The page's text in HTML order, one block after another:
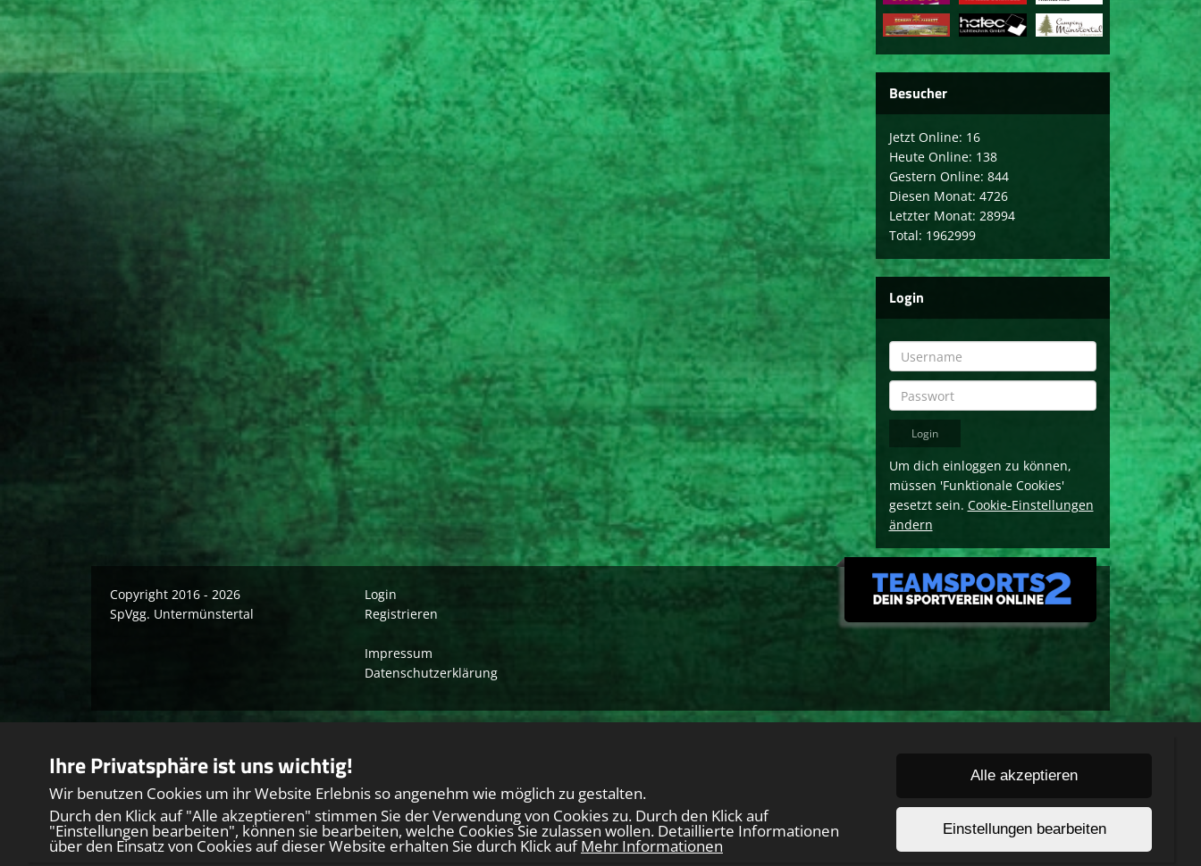
Besucher
Jetzt Online: 16
Heute Online: 138
Gestern Online: 844
Diesen Monat: 4726
Letzter Monat: 28994
Total: 1962999
Login
Um dich einloggen zu können,
müssen 'Funktionale Cookies'
gesetzt sein. Cookie-Einstellungen
ändern
Copyright 2016 - 2026
SpVgg. Untermünstertal
Login
Registrieren
Impressum
Datenschutzerklärung